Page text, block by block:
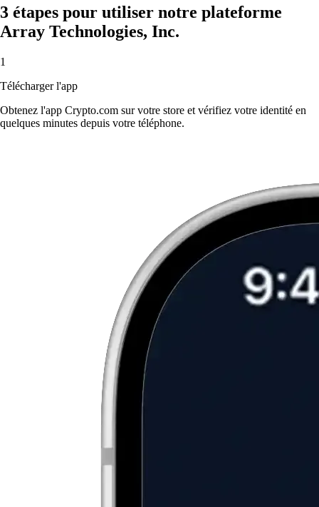
3 étapes pour utiliser notre plateforme
Array Technologies, Inc.
1
Télécharger l'app
Obtenez l'app Crypto.com sur votre store et vérifiez votre identité en
quelques minutes depuis votre téléphone.